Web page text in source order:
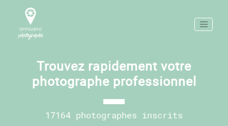
Trouvez rapidement votre
photographe professionnel
17164 photographes inscrits